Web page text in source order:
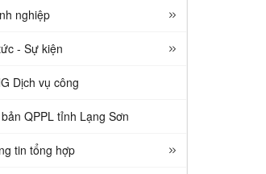
nghiệp
- Sự kiện
Dịch vụ công
QPPL tỉnh Lạng Sơn
tin tổng hợp